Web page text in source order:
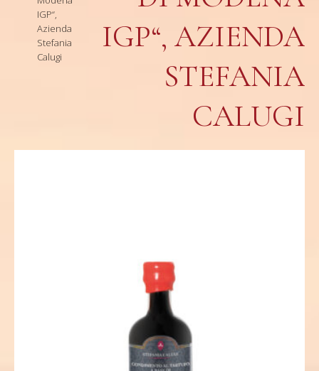
IGP“,
Azienda
Stefania
Calugi
IGP“, AZIENDA
STEFANIA
CALUGI